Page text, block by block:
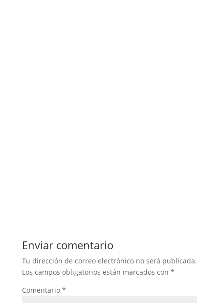
Enviar comentario
Tu dirección de correo electrónico no será publicada.
Los campos obligatorios están marcados con *
Comentario *